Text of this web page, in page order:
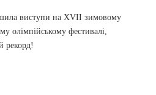
виступи на XVII зимовому
олімпійському фестивалі,
рекорд!